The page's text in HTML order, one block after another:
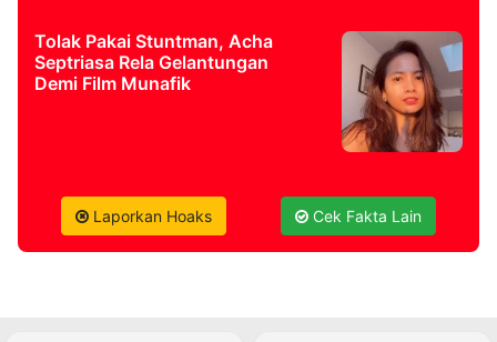
Kabarbaru
Tolak Pakai Stuntman, Acha
Septriasa Rela Gelantungan
Demi Film Munafik
Laporkan Hoaks Cek Fakta Lain